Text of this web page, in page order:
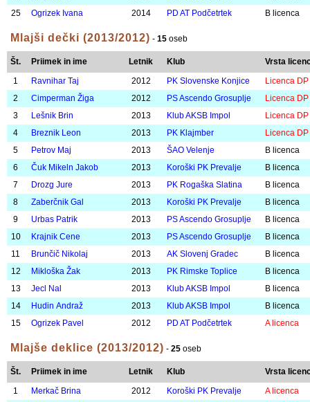
14
Šilc Ana 2015 ŠAO Velenje
B licenca
Žogan Daša 2015
17
Kokove Tajda 2014 ŠD Šentlovrenc
B licenca
18
Ficko Iza 2014 PK Sevnica
B licenca
19
Zupančič Lena 2015 PS Ascendo Grosuplje
B licenca
20
Hriberšek Inja 2015 PK Beta
B licenca
21
Kovač Mija 2015 PS Ascendo Grosuplje
B licenca
22
Jecl Ava 2015 Klub AKSB Impol
B licenca
23
Zabukovšek Daša 2015 Klub AKSB Impol
B licenca
24
Klep Nika 2014 Klub AKSB Impol
B licenca
25
Ogrizek Ivana 2014 PD AT Podčetrtek B licenca
Mlajši dečki (2013/2012)-15oseb
Št. Priimek in ime Letnik Klub
Vrsta
1
Ravnihar Taj 2012 PK Slovenske Konjice
Licenca DP
2
Cimperman Žiga 2012 PS Ascendo Grosuplje
Licenca DP
3
Lešnik Brin 2013 Klub AKSB Impol
Licenca DP
4
Breznik Leon 2013 PK Klajmber
Licenca DP
Čuk Mikeln Jakob
7
Drozg Jure 2013 PK Rogaška Slatina
B licenca
8
Zaberčnik Gal 2013 Koroški PK Prevalje B licenca